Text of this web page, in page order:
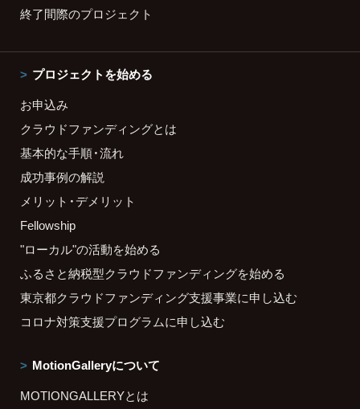
終了間際のプロジェクト
プロジェクトを始める
お申込み
クラウドファンディングとは
基本的な手順・流れ
成功事例の解説
メリット・デメリット
Fellowship
"ローカル"の活動を始める
ふるさと納税型クラウドファンディングを始める
東京都クラウドファンディング支援事業に申し込む
コロナ対策支援プログラムに申し込む
MotionGalleryについて
MOTIONGALLERYとは